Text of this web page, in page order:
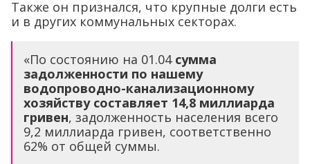
Также он признался, что крупные долги есть
и в других коммунальных секторах.
«По состоянию на 01.04 сумма
задолженности по нашему
водопроводно-канализационному
хозяйству составляет 14,8 миллиарда
гривен, задолженность населения всего
9,2 миллиарда гривен, соответственно
62% от общей суммы.